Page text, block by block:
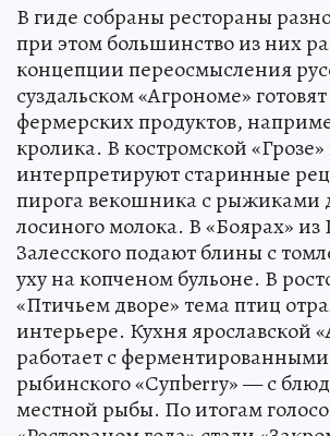
В гиде собраны рестораны
при этом большинство из них
концепции переосмысления
суздальском «Агрономе»
фермерских продуктов,
кролика. В костромской
интерпретируют старинные
пирога векошника с рыжиками
лосиного молока. В «Боярах» из
Залесского подают блины с
уху на копченом бульоне. В
«Птичьем дворе» тема птиц
интерьере. Кухня ярославской
работает с
рыбинского «Супberry» — с
местной рыбы. По итогам